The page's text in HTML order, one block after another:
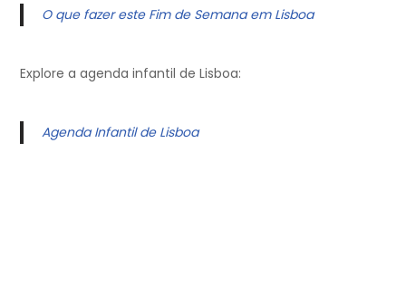
O que fazer este Fim de Semana em Lisboa
Explore a agenda infantil de Lisboa:
Agenda Infantil de Lisboa